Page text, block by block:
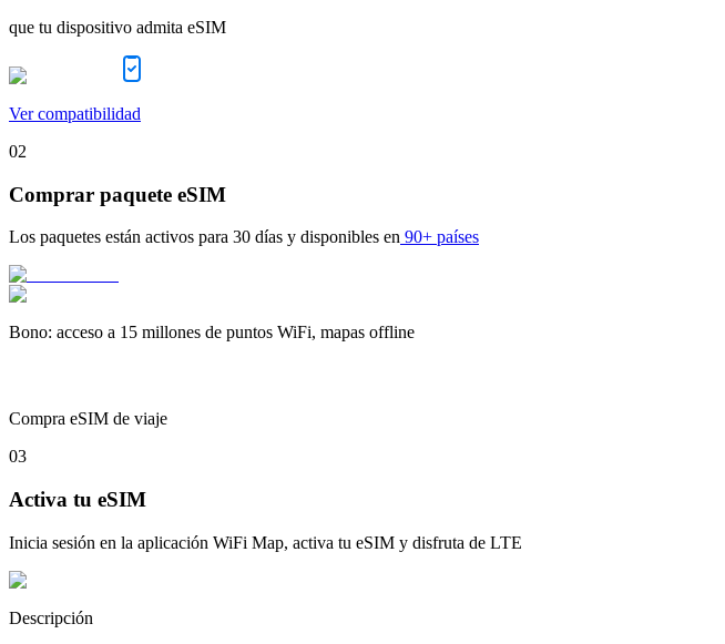
que tu dispositivo admita eSIM
Ver compatibilidad
02
Comprar paquete eSIM
Los paquetes están activos para 30 días y disponibles en 90+ países
Bono: acceso a 15 millones de puntos WiFi, mapas offline
Compra eSIM de viaje
03
Activa tu eSIM
Inicia sesión en la aplicación WiFi Map, activa tu eSIM y disfruta de LTE
Descripción